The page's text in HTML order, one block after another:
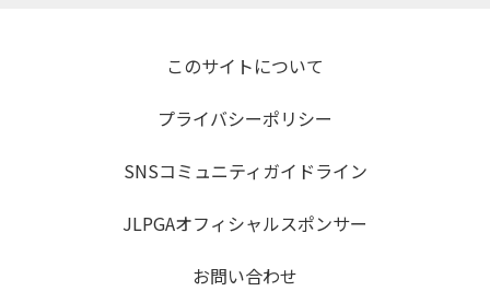
このサイトについて
プライバシーポリシー
SNSコミュニティガイドライン
JLPGAオフィシャルスポンサー
お問い合わせ